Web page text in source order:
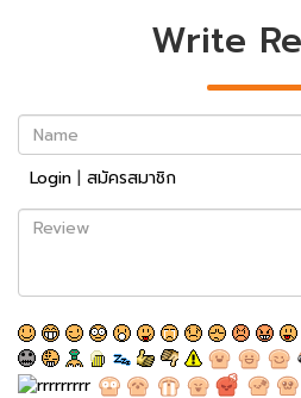
Write
Name
Login | สมัครสมาชิก
Review